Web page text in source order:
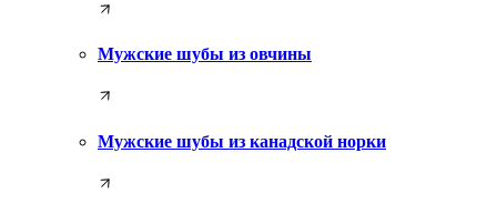
Мужские шубы из овчины
Мужские шубы из канадской норки